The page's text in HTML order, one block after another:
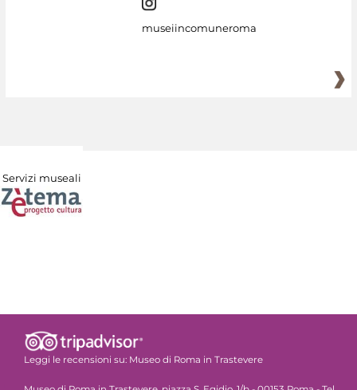
museiincomuneroma
Servizi museali
Leggi le recensioni su: Museo di Roma in Trastevere